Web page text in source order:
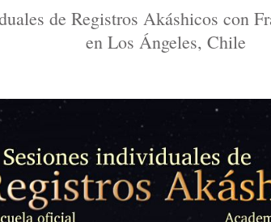
de Registros Akáshicos con
en Los Ángeles, Chile